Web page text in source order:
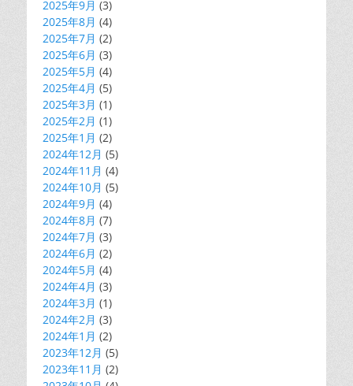
2025年9月 (3)
2025年8月 (4)
2025年7月 (2)
2025年6月 (3)
2025年5月 (4)
2025年4月 (5)
2025年3月 (1)
2025年2月 (1)
2025年1月 (2)
2024年12月 (5)
2024年11月 (4)
2024年10月 (5)
2024年9月 (4)
2024年8月 (7)
2024年7月 (3)
2024年6月 (2)
2024年5月 (4)
2024年4月 (3)
2024年3月 (1)
2024年2月 (3)
2024年1月 (2)
2023年12月 (5)
2023年11月 (2)